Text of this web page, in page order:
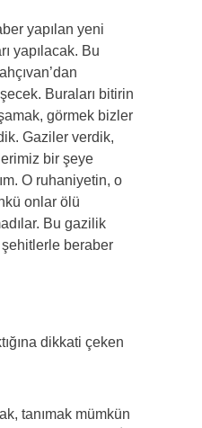
yapılan yeni
yapılacak. Bu
Buraları bitirin
görmek bizler
Gaziler verdik,
bir şeye
O ruhaniyetin, o
onlar ölü
Bu gazilik
beraber
dikkati çeken
tanımak mümkün